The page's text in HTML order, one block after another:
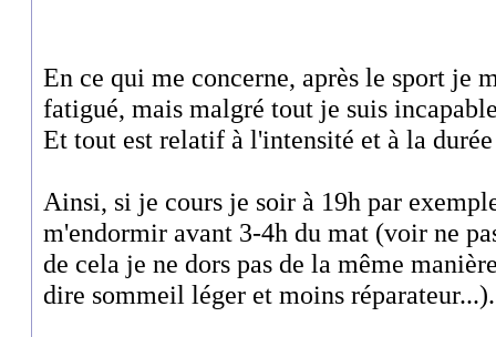
En ce qui me concerne, après le sport je
fatigué, mais malgré tout je suis
Et tout est relatif à l'intensité et à la
Ainsi, si je cours je soir à 19h par
m'endormir avant 3-4h du mat (voir ne
de cela je ne dors pas de la même
dire sommeil léger et moins réparateur...).